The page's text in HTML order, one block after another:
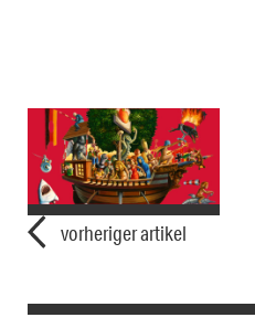
vorheriger artikel